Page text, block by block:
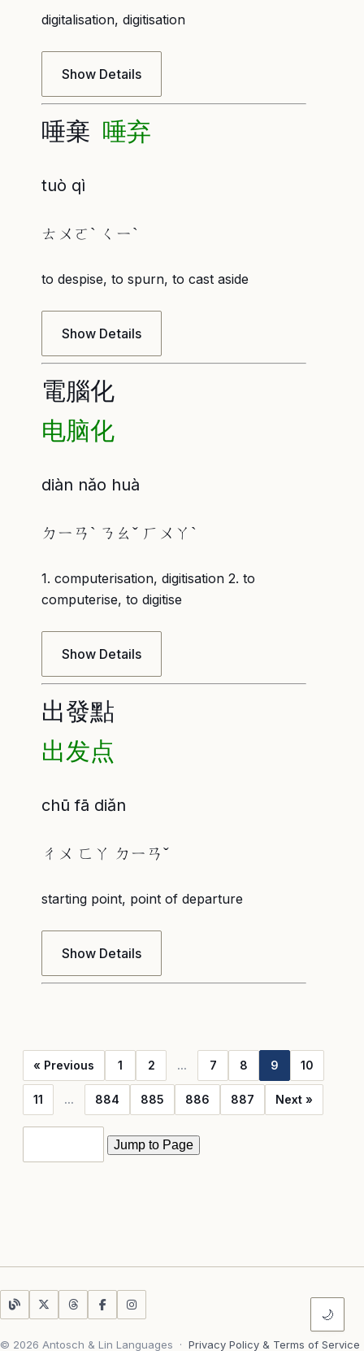
digitalisation, digitisation
Show Details
唾棄 唾弃
tuò qì
ㄊㄨㄛˋ ㄑㄧˋ
to despise, to spurn, to cast aside
Show Details
電腦化
电脑化
diàn nǎo huà
ㄉㄧㄢˋ ㄋㄠˇ ㄏㄨㄚˋ
1. computerisation, digitisation 2. to
computerise, to digitise
Show Details
出發點
出发点
chū fā diǎn
ㄔㄨ ㄈㄚ ㄉㄧㄢˇ
starting point, point of departure
Show Details
« Previous 1 2 ... 7 8 9 10
11 ... 884 885 886 887 Next »
© 2026 Antosch & Lin Languages · Privacy Policy & Terms of Service
🌙